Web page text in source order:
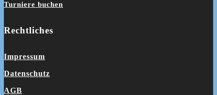
Turniere buchen
Rechtliches
Impressum
Datenschutz
AGB